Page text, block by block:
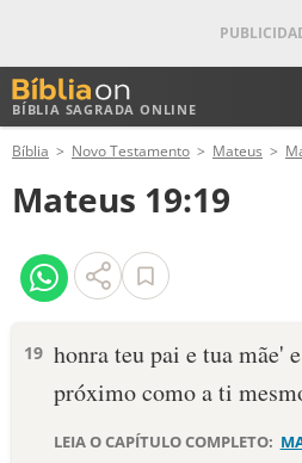
BÍBLIA SAGRADA ONLINE
ANTIGO TESTAMENTO
NOVO TESTAMENTO
VERSÍCULOS
PALAVRA DO DIA
Bíblia Novo Testamento Mateus
Mateus 19:19
19 honra teu pai e tua mãe'
próximo como a ti
LEIA O CAPÍTULO COMPLETO: